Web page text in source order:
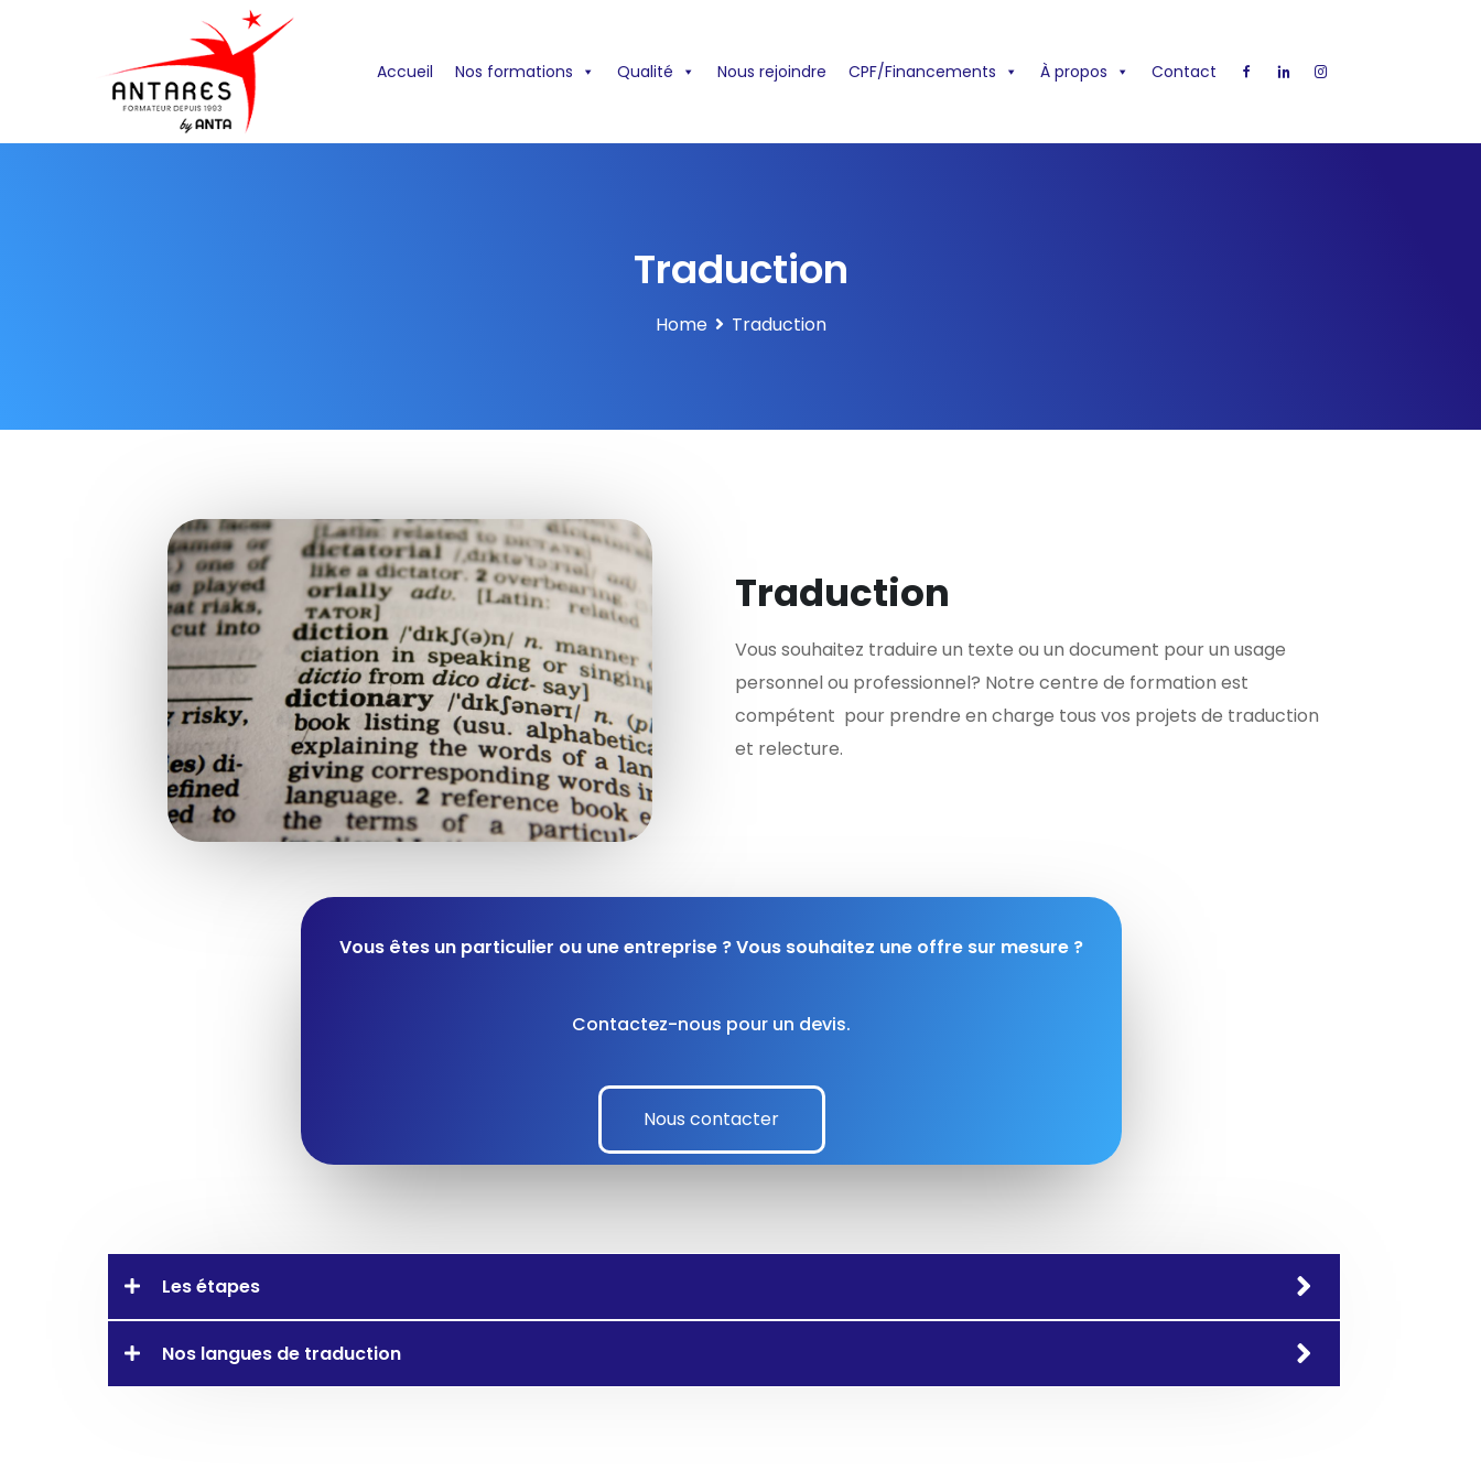
Accueil Nos formations Qualité Nous rejoindre CPF/Financements À propos Contact
Traduction
Home Traduction
Traduction
Vous souhaitez traduire un texte ou un document pour un usage
personnel ou professionnel? Notre centre de formation est
compétent pour prendre en charge tous vos projets de traduction
et relecture.
Vous êtes un particulier ou une entreprise ? Vous souhaitez une offre sur mesure ?
Contactez-nous pour un devis.
Nous contacter
Les étapes
Nos langues de traduction